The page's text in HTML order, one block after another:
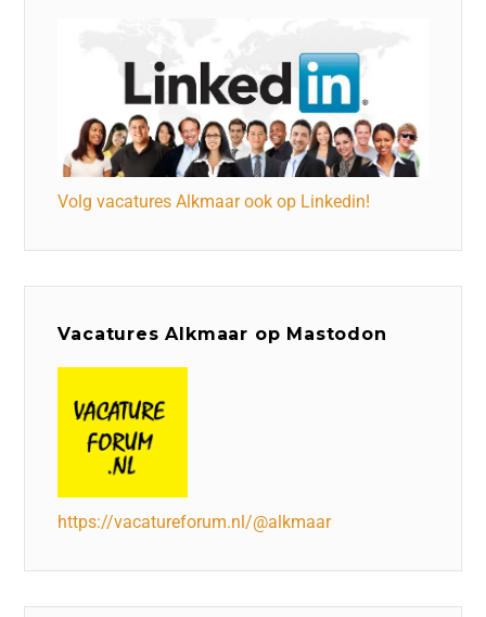
Volg vacatures Alkmaar ook op Linkedin!
Vacatures Alkmaar op Mastodon
https://vacatureforum.nl/@alkmaar